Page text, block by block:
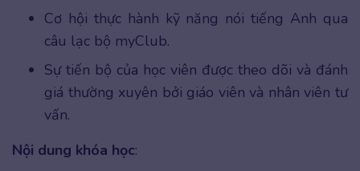
Cơ hội thực hành kỹ năng nói tiếng Anh qua
câu lạc bộ myClub.
Sự tiến bộ của học viên được theo dõi và đánh
giá thường xuyên bởi giáo viên và nhân viên tư
vấn.
Nội dung khóa học: